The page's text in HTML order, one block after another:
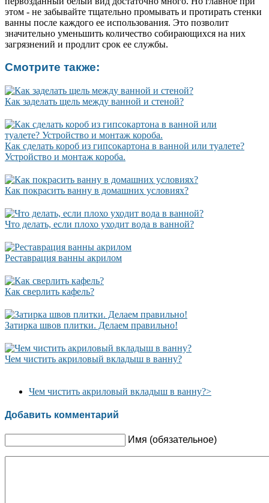
этом - не забывайте тщательно промывать и протирать стенки
ванны после каждого ее использования. Это позволит
значительно уменьшить количество собирающихся на них
загрязнений и продлит срок ее службы.
Смотрите также:
Как заделать щель между ванной и стеной?
Как сделать короб из гипсокартона в ванной или туалете?
Устройство и монтаж короба.
Как покрасить ванну в домашних условиях?
Что делать, если плохо уходит вода в ванной?
Реставрация ванны акрилом
Как сверлить кафель?
Затирка швов плитки. Делаем правильно!
Чем чистить акриловый вкладыш в ванну?
Чем чистить акриловый вкладыш в ванну?>
Добавить комментарий
Имя (обязательное)